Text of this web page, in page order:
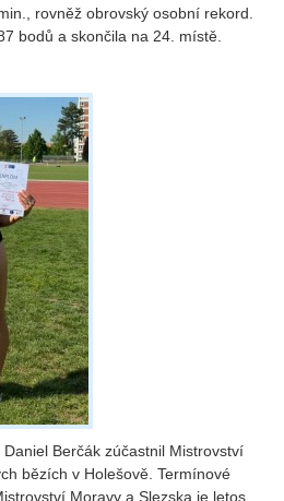
rovněž obrovský osobní rekord.
bodů a skončila na 24. místě.
Berčák zúčastnil Mistrovství
bězích v Holešově. Termínové
Moravy a Slezska je letos